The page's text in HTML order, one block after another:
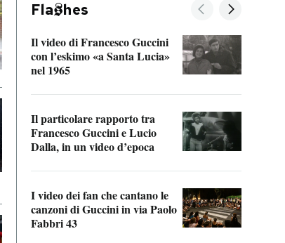
Fla hes
Il video di Francesco Guccini
con l’eskimo «a Santa Lucia»
nel 1965
Il particolare rapporto tra
Francesco Guccini e Lucio
Dalla, in un video d’epoca
I video dei fan che cantano le
canzoni di Guccini in via Paolo
Fabbri 43